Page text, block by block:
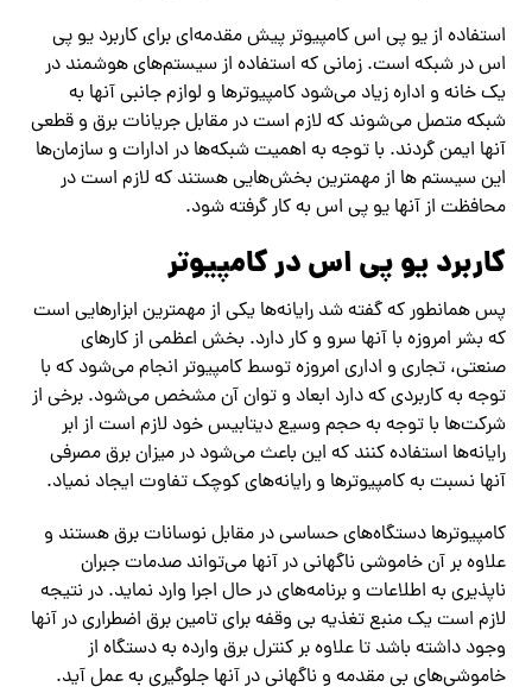
استفاده از یو پی اس کامپیوتر پیش مقدمه‌ای ‌‌برای کاربرد یو پی
اس در شبکه است. زمانی که استفاده از سیستم‌‌های هوشمند در
یک خانه و اداره زیاد‌ می‌شود کامپیوترها و لوازم جانبی آنها به
شبکه متصل‌ می‌شوند که لازم است در مقابل جریانات برق و قطعی
آنها ایمن گردند. با توجه به اهمیت شبکه‌‌ها در ادارات و سازمان‌‌ها
این سیستم ها از مهمترین بخش‌‌هایی هستند که لازم است در
محافظت از آنها یو پی اس به کار گرفته شود.
کاربرد یو پی اس در کامپیوتر
پس همانطور که گفته شد رایانه‌‌ها یکی از مهمترین ابزارهایی است
که بشر امروزه با آنها سرو و کار دارد. بخش اعظمی از کارهای
صنعتی، تجاری و اداری امروزه توسط کامپیوتر انجام‌ می‌شود که با
توجه به کاربردی که دارد ابعاد و توان آن مشخص‌ می‌شود. برخی از
شرکت‌‌ها با توجه به حجم وسیع دیتابیس خود لازم است از ابر
رایانه‌‌ها استفاده کنند که این باعث‌ می‌شود در میزان برق مصرفی
آنها نسبت به کامپیوترها و رایانه‌‌های کوچک تفاوت ایجاد نمیاد.
کامپیوترها دستگاه‌‌های حساسی در مقابل نوسانات برق هستند و
علاوه بر آن خاموشی ناگهانی در آنها‌ می‌تواند صدمات جبران
ناپذیری به اطلاعات و برنامه‌‌های در حال اجرا وارد نماید. در نتیجه
لازم است یک منبع تغذیه بی وقفه برای تامین برق اضطراری در آنها
وجود داشته باشد تا علاوه بر کنترل برق وارده به دستگاه از
خاموشی‌‌های بی مقدمه و ناگهانی در آنها جلوگیری به عمل آید.